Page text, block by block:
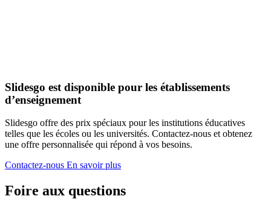
Slidesgo est disponible pour les établissements
d’enseignement
Slidesgo offre des prix spéciaux pour les institutions éducatives
telles que les écoles ou les universités. Contactez-nous et obtenez
une offre personnalisée qui répond à vos besoins.
Contactez-nous En savoir plus
Foire aux questions